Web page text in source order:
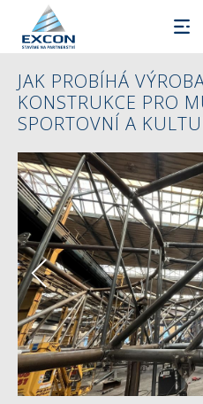
JAK PROBÍHÁ
KONSTRUKCE PRO
SPORTOVNÍ A